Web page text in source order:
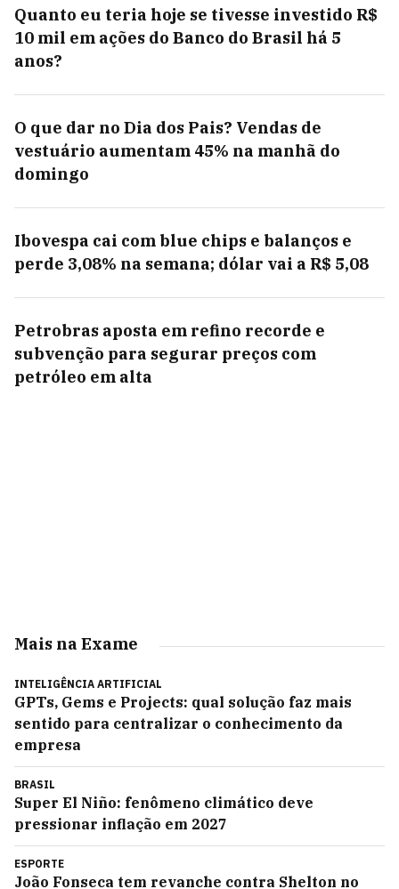
Quanto eu teria hoje se tivesse investido R$
10 mil em ações do Banco do Brasil há 5
anos?
O que dar no Dia dos Pais? Vendas de
vestuário aumentam 45% na manhã do
domingo
Ibovespa cai com blue chips e balanços e
perde 3,08% na semana; dólar vai a R$ 5,08
Petrobras aposta em refino recorde e
subvenção para segurar preços com
petróleo em alta
Mais na Exame
INTELIGÊNCIA ARTIFICIAL
GPTs, Gems e Projects: qual solução faz mais
sentido para centralizar o conhecimento da
empresa
BRASIL
Super El Niño: fenômeno climático deve
pressionar inflação em 2027
ESPORTE
João Fonseca tem revanche contra Shelton no